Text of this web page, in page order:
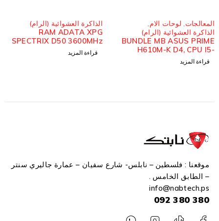
مُباع
المعالجات, لوحات الام,
الذاكرة العشوائية (الرام)
BUNDLE MB ASUS PRIME
H610M-K D4, CPU I5-
12400F TRAY, RAM XPG
D41 16 (8*2) 3200MHZ
قراءة المزيد
مُباع
الذاكرة العشوائية (الرام)
RAM ADATA XPG
SPECTRIX D50 3600MHz
DDR4 1x8GB RGB
قراءة المزيد
موقعنا : فلسطين – نابلس- شارع سفيان – عمارة جاليري سنتر
– الطابق الخامس .
info@nabtech.ps
380 380 092